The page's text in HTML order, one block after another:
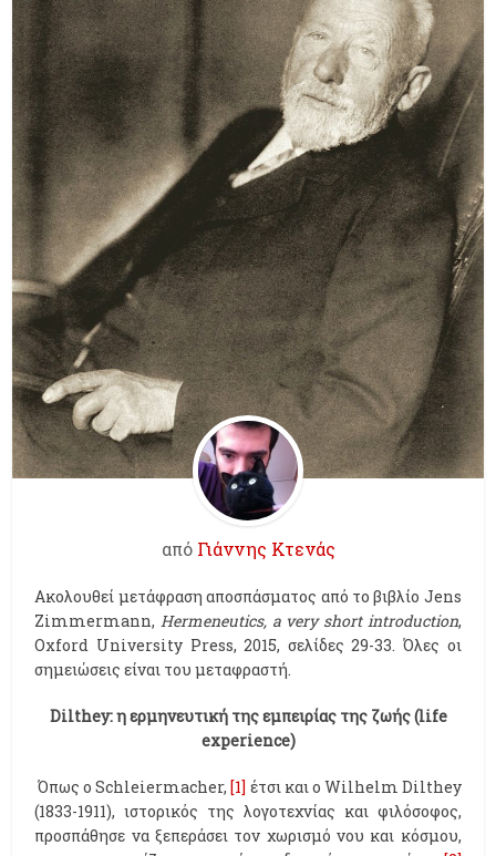
από Γιάννης Κτενάς
Ακολουθεί μετάφραση αποσπάσματος από το βιβλίο Jens
Zimmermann, Hermeneutics, a very short introduction,
Oxford University Press, 2015, σελίδες 29-33. Όλες οι
σημειώσεις είναι του μεταφραστή.
Dilthey: η ερμηνευτική της εμπειρίας της ζωής (life
experience)
Όπως ο Schleiermacher,[1] έτσι και ο Wilhelm Dilthey
(1833-1911), ιστορικός της λογοτεχνίας και φιλόσοφος,
προσπάθησε να ξεπεράσει τον χωρισμό νου και κόσμου,